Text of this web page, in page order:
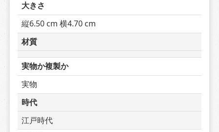
大きさ
縦6.50 cm 横4.70 cm
材質
実物か複製か
実物
時代
江戸時代